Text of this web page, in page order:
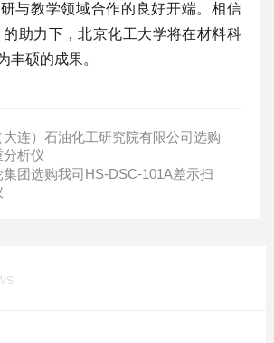
与教学领域合作的良好开端。相信
助力下，北京化工大学将在材料科
丰硕的成果。
大连）石油化工研究院有限公司选购
析仪
集团选购我司HS-DSC-101A差示扫